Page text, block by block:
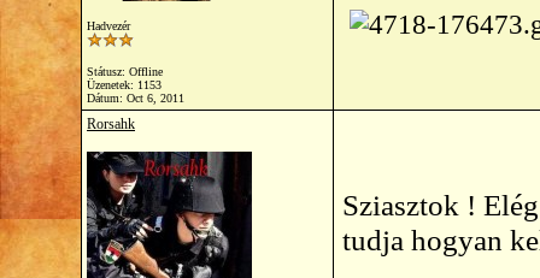
Hadvezér
Státusz: Offline
Üzenetek: 1153
Dátum: Oct 6, 2011
Rorsahk
Sziasztok !
tudja hogyan